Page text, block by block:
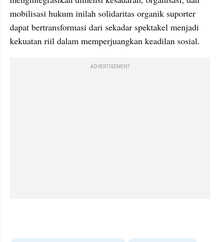
mobilisasi hukum inilah solidaritas organik suporter
dapat bertransformasi dari sekadar spektakel menjadi
kekuatan riil dalam memperjuangkan keadilan sosial.
ADVERTISEMENT